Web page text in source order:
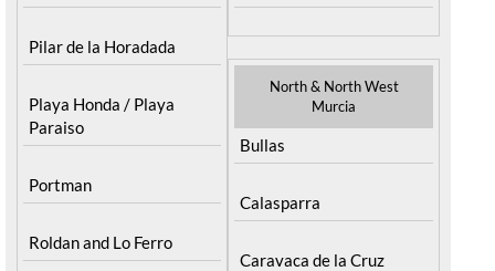
Pilar de la Horadada
Playa Honda / Playa
Paraiso
Portman
Roldan and Lo Ferro
North & North West
Murcia
Bullas
Calasparra
Caravaca de la Cruz